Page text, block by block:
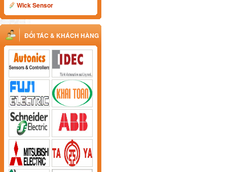
Wick Sensor
ĐỐI TÁC & KHÁCH HÀNG